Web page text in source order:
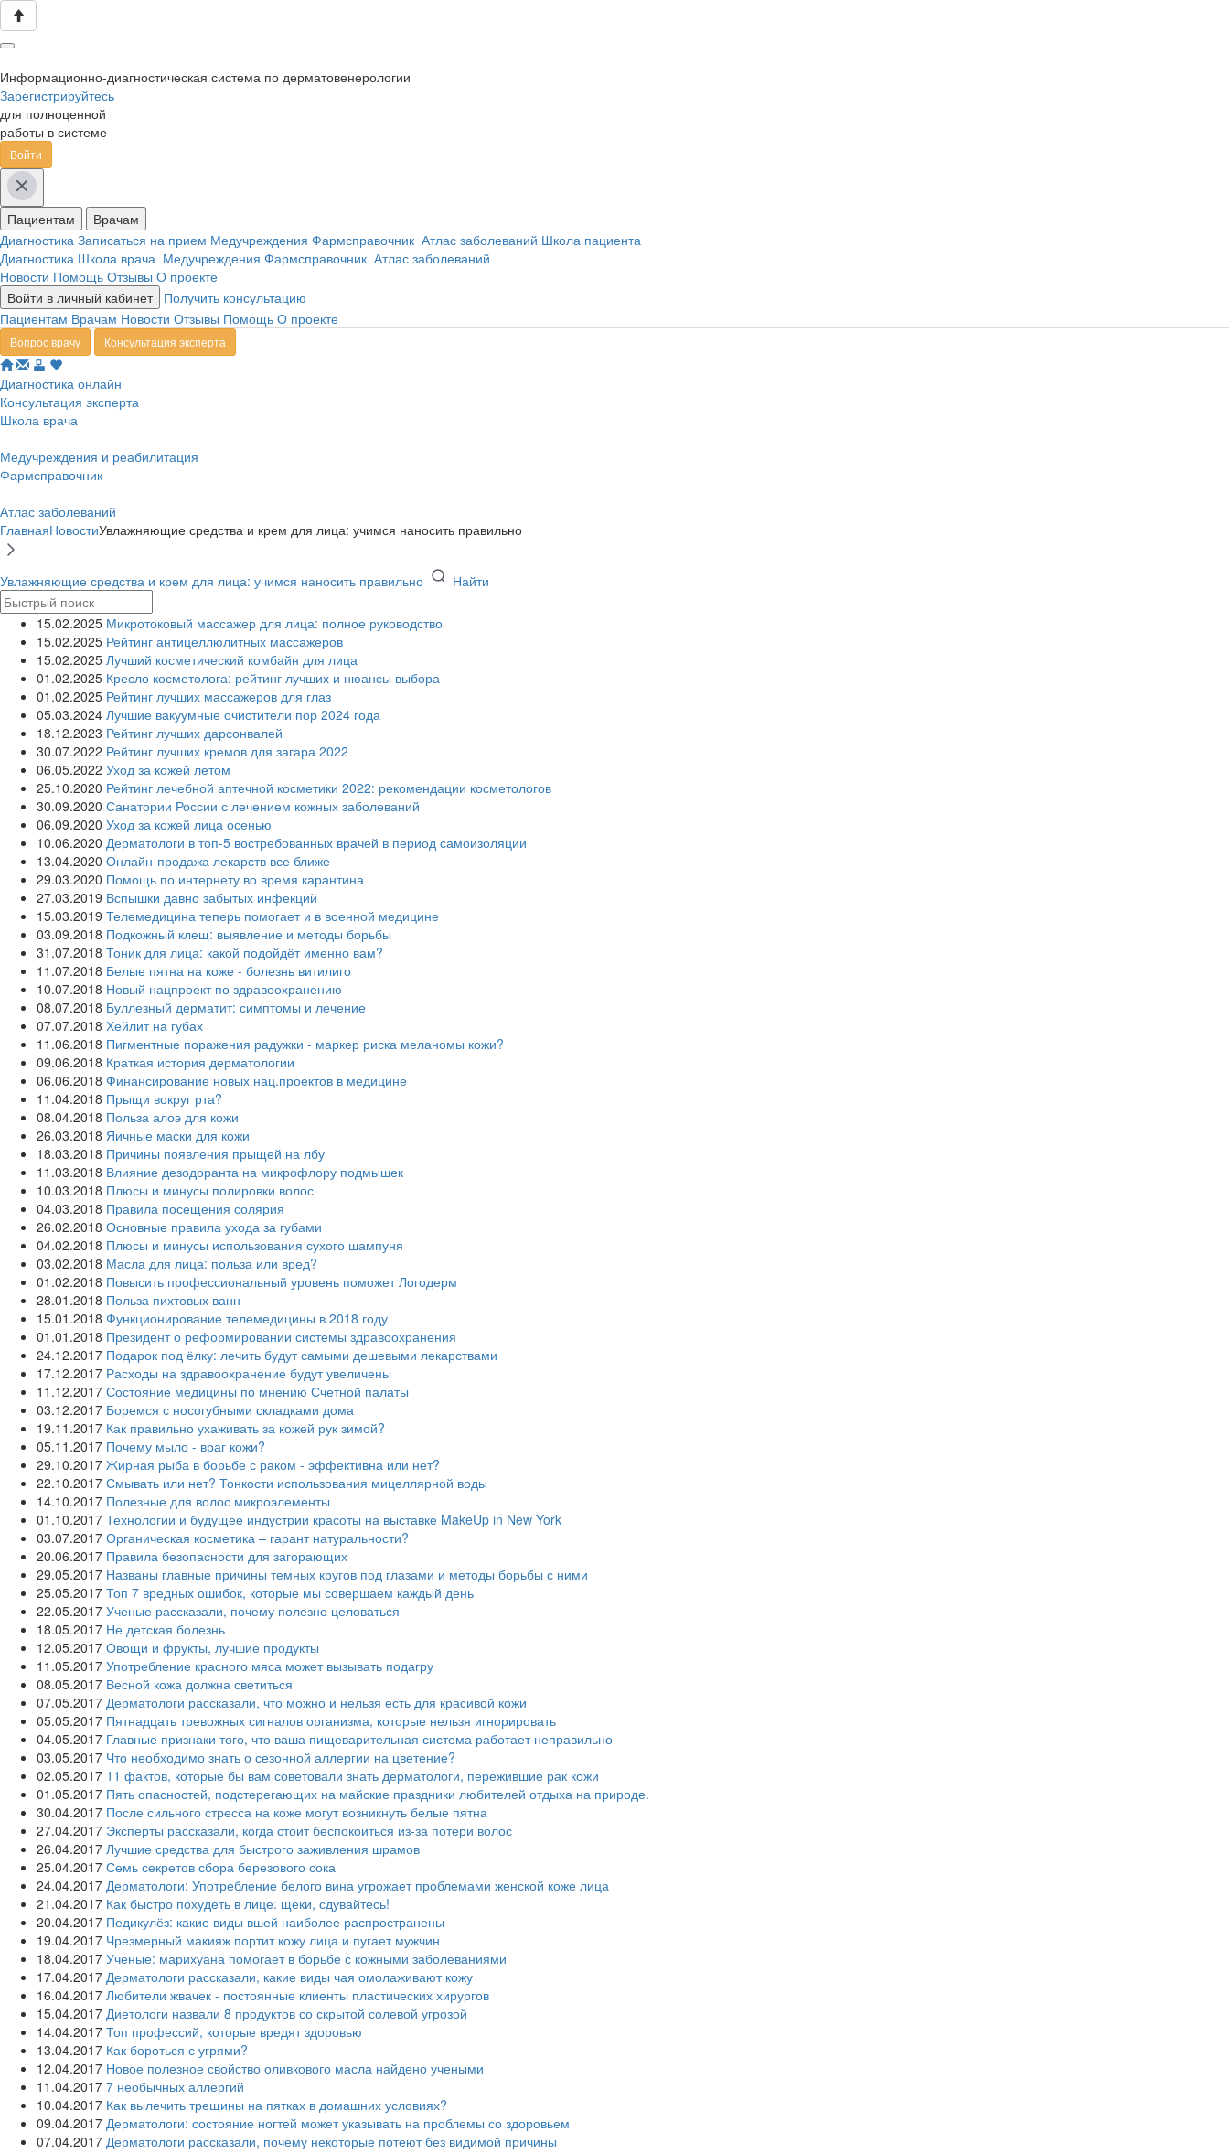
Информационно-диагностическая система по дерматовенерологии
Зарегистрируйтесь
для полноценной
работы в системе
Войти
Пациентам
Врачам
Диагностика Записаться на прием Медучреждения Фармсправочник Атлас заболеваний Школа пациента
Диагностика Школа врача Медучреждения Фармсправочник Атлас заболеваний
Новости Помощь Отзывы О проекте
Войти в личный кабинет
Получить консультацию
Пациентам Врачам Новости Отзывы Помощь О проекте
Вопрос врачу Консультация эксперта
Диагностика онлайн
Консультация эксперта
Школа врача
Медучреждения и реабилитация
Фармсправочник
Атлас заболеваний
ГлавнаяНовостиУвлажняющие средства и крем для лица: учимся наносить правильно
Увлажняющие средства и крем для лица: учимся наносить правильно Найти
15.02.2025 Микротоковый массажер для лица: полное руководство
15.02.2025 Рейтинг антицеллюлитных массажеров
15.02.2025 Лучший косметический комбайн для лица
01.02.2025 Кресло косметолога: рейтинг лучших и нюансы выбора
01.02.2025 Рейтинг лучших массажеров для глаз
05.03.2024 Лучшие вакуумные очистители пор 2024 года
18.12.2023 Рейтинг лучших дарсонвалей
30.07.2022 Рейтинг лучших кремов для загара 2022
06.05.2022 Уход за кожей летом
25.10.2020 Рейтинг лечебной аптечной косметики 2022: рекомендации косметологов
30.09.2020 Санатории России с лечением кожных заболеваний
06.09.2020 Уход за кожей лица осенью
10.06.2020 Дерматологи в топ-5 востребованных врачей в период самоизоляции
13.04.2020 Онлайн-продажа лекарств все ближе
29.03.2020 Помощь по интернету во время карантина
27.03.2019 Вспышки давно забытых инфекций
15.03.2019 Телемедицина теперь помогает и в военной медицине
03.09.2018 Подкожный клещ: выявление и методы борьбы
31.07.2018 Тоник для лица: какой подойдёт именно вам?
11.07.2018 Белые пятна на коже - болезнь витилиго
10.07.2018 Новый нацпроект по здравоохранению
08.07.2018 Буллезный дерматит: симптомы и лечение
07.07.2018 Хейлит на губах
11.06.2018 Пигментные поражения радужки - маркер риска меланомы кожи?
09.06.2018 Краткая история дерматологии
06.06.2018 Финансирование новых нац.проектов в медицине
11.04.2018 Прыщи вокруг рта?
08.04.2018 Польза алоэ для кожи
26.03.2018 Яичные маски для кожи
18.03.2018 Причины появления прыщей на лбу
11.03.2018 Влияние дезодоранта на микрофлору подмышек
10.03.2018 Плюсы и минусы полировки волос
04.03.2018 Правила посещения солярия
26.02.2018 Основные правила ухода за губами
04.02.2018 Плюсы и минусы использования сухого шампуня
03.02.2018 Масла для лица: польза или вред?
01.02.2018 Повысить профессиональный уровень поможет Логодерм
28.01.2018 Польза пихтовых ванн
15.01.2018 Функционирование телемедицины в 2018 году
01.01.2018 Президент о реформировании системы здравоохранения
24.12.2017 Подарок под ёлку: лечить будут самыми дешевыми лекарствами
17.12.2017 Расходы на здравоохранение будут увеличены
11.12.2017 Состояние медицины по мнению Счетной палаты
03.12.2017 Боремся с носогубными складками дома
19.11.2017 Как правильно ухаживать за кожей рук зимой?
05.11.2017 Почему мыло - враг кожи?
29.10.2017 Жирная рыба в борьбе с раком - эффективна или нет?
22.10.2017 Смывать или нет? Тонкости использования мицеллярной воды
14.10.2017 Полезные для волос микроэлементы
01.10.2017 Технологии и будущее индустрии красоты на выставке MakeUp in New York
03.07.2017 Органическая косметика – гарант натуральности?
20.06.2017 Правила безопасности для загорающих
29.05.2017 Названы главные причины темных кругов под глазами и методы борьбы с ними
25.05.2017 Топ 7 вредных ошибок, которые мы совершаем каждый день
22.05.2017 Ученые рассказали, почему полезно целоваться
18.05.2017 Не детская болезнь
12.05.2017 Овощи и фрукты, лучшие продукты
11.05.2017 Употребление красного мяса может вызывать подагру
08.05.2017 Весной кожа должна светиться
07.05.2017 Дерматологи рассказали, что можно и нельзя есть для красивой кожи
05.05.2017 Пятнадцать тревожных сигналов организма, которые нельзя игнорировать
04.05.2017 Главные признаки того, что ваша пищеварительная система работает неправильно
03.05.2017 Что необходимо знать о сезонной аллергии на цветение?
02.05.2017 11 фактов, которые бы вам советовали знать дерматологи, пережившие рак кожи
01.05.2017 Пять опасностей, подстерегающих на майские праздники любителей отдыха на природе.
30.04.2017 После сильного стресса на коже могут возникнуть белые пятна
27.04.2017 Эксперты рассказали, когда стоит беспокоиться из-за потери волос
26.04.2017 Лучшие средства для быстрого заживления шрамов
25.04.2017 Семь секретов сбора березового сока
24.04.2017 Дерматологи: Употребление белого вина угрожает проблемами женской коже лица
21.04.2017 Как быстро похудеть в лице: щеки, сдувайтесь!
20.04.2017 Педикулёз: какие виды вшей наиболее распространены
19.04.2017 Чрезмерный макияж портит кожу лица и пугает мужчин
18.04.2017 Ученые: марихуана помогает в борьбе с кожными заболеваниями
17.04.2017 Дерматологи рассказали, какие виды чая омолаживают кожу
16.04.2017 Любители жвачек - постоянные клиенты пластических хирургов
15.04.2017 Диетологи назвали 8 продуктов со скрытой солевой угрозой
14.04.2017 Топ профессий, которые вредят здоровью
13.04.2017 Как бороться с угрями?
12.04.2017 Новое полезное свойство оливкового масла‍ найдено учеными
11.04.2017 7 необычных аллергий
10.04.2017 Как вылечить трещины на пятках в домашних условиях?
09.04.2017 Дерматологи: состояние ногтей может указывать на проблемы со здоровьем
07.04.2017 Дерматологи рассказали, почему некоторые потеют без видимой причины